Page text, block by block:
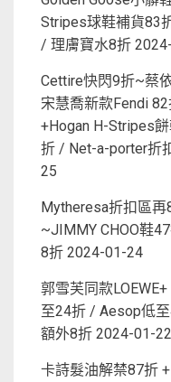
Stripes球鞋補貨83
/ 理膚寶水8折
Cettire快閃9折~蔡
宋慧喬新款Fendi
+Hogan H-Stripes
折 / Net-a-porter折
25
Mytheresa折扣區
~JIMMY CHOO鞋
8折 2024-01-24
郭雪芙同款
至24折 / Aesop低
額外8折 2024-01-22
卡詩髮油解禁87折